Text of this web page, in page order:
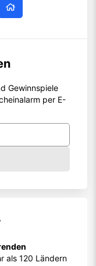
Gewinnspiele
per E-
als 120 Ländern